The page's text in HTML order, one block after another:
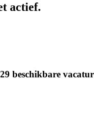
actief.
beschikbare